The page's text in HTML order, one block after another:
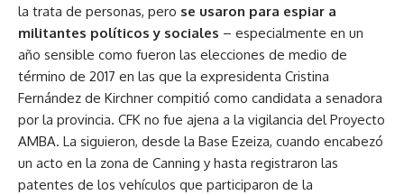
la trata de personas, pero se usaron para espiar a
militantes políticos y sociales – especialmente en un
año sensible como fueron las elecciones de medio de
término de 2017 en las que la expresidenta Cristina
Fernández de Kirchner compitió como candidata a senadora
por la provincia. CFK no fue ajena a la vigilancia del Proyecto
AMBA. La siguieron, desde la Base Ezeiza, cuando encabezó
un acto en la zona de Canning y hasta registraron las
patentes de los vehículos que participaron de la